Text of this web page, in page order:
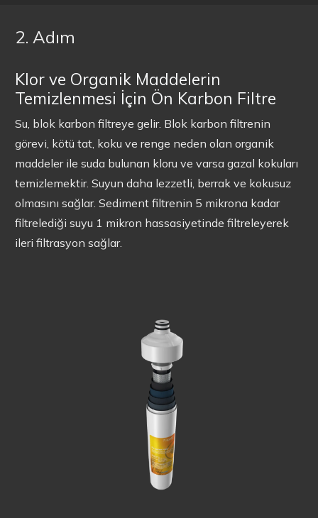
2. Adım
Klor ve Organik Maddelerin
Temizlenmesi İçin Ön Karbon Filtre
Su, blok karbon filtreye gelir. Blok karbon filtrenin
görevi, kötü tat, koku ve renge neden olan organik
maddeler ile suda bulunan kloru ve varsa gazal kokuları
temizlemektir. Suyun daha lezzetli, berrak ve kokusuz
olmasını sağlar. Sediment filtrenin 5 mikrona kadar
filtrelediği suyu 1 mikron hassasiyetinde filtreleyerek
ileri filtrasyon sağlar.